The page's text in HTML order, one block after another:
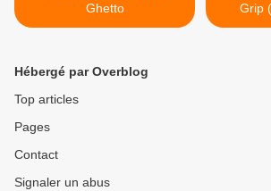
Ghetto
Hébergé par Overblog
Top articles
Pages
Contact
Signaler un abus